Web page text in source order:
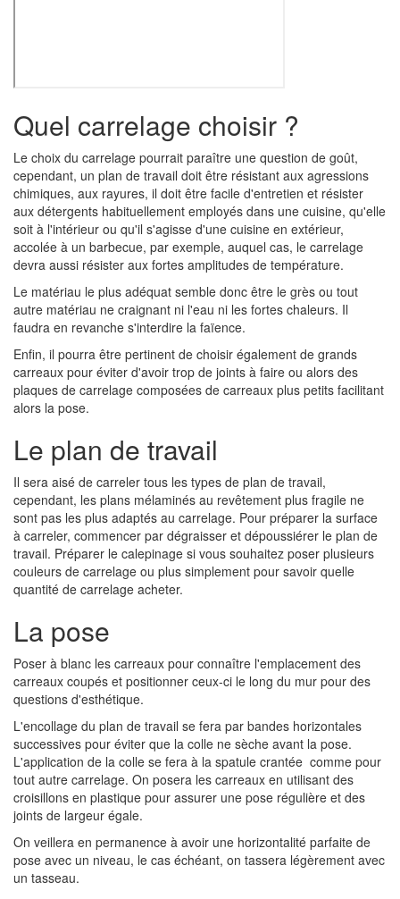
Quel carrelage choisir ?
Le choix du carrelage pourrait paraître une question de goût,
cependant, un plan de travail doit être résistant aux agressions
chimiques, aux rayures, il doit être facile d'entretien et résister
aux détergents habituellement employés dans une cuisine, qu'elle
soit à l'intérieur ou qu'il s'agisse d'une cuisine en extérieur,
accolée à un barbecue, par exemple, auquel cas, le carrelage
devra aussi résister aux fortes amplitudes de température.
Le matériau le plus adéquat semble donc être le grès ou tout
autre matériau ne craignant ni l'eau ni les fortes chaleurs. Il
faudra en revanche s'interdire la faïence.
Enfin, il pourra être pertinent de choisir également de grands
carreaux pour éviter d'avoir trop de joints à faire ou alors des
plaques de carrelage composées de carreaux plus petits facilitant
alors la pose.
Le plan de travail
Il sera aisé de carreler tous les types de plan de travail,
cependant, les plans mélaminés au revêtement plus fragile ne
sont pas les plus adaptés au carrelage. Pour préparer la surface
à carreler, commencer par dégraisser et dépoussiérer le plan de
travail. Préparer le calepinage si vous souhaitez poser plusieurs
couleurs de carrelage ou plus simplement pour savoir quelle
quantité de carrelage acheter.
La pose
Poser à blanc les carreaux pour connaître l'emplacement des
carreaux coupés et positionner ceux-ci le long du mur pour des
questions d'esthétique.
L'encollage du plan de travail se fera par bandes horizontales
successives pour éviter que la colle ne sèche avant la pose.
L'application de la colle se fera à la spatule crantée comme pour
tout autre carrelage. On posera les carreaux en utilisant des
croisillons en plastique pour assurer une pose régulière et des
joints de largeur égale.
On veillera en permanence à avoir une horizontalité parfaite de
pose avec un niveau, le cas échéant, on tassera légèrement avec
un tasseau.